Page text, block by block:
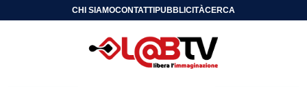
CHI SIAMOCONTATTIPUBBLICITÀCERCA